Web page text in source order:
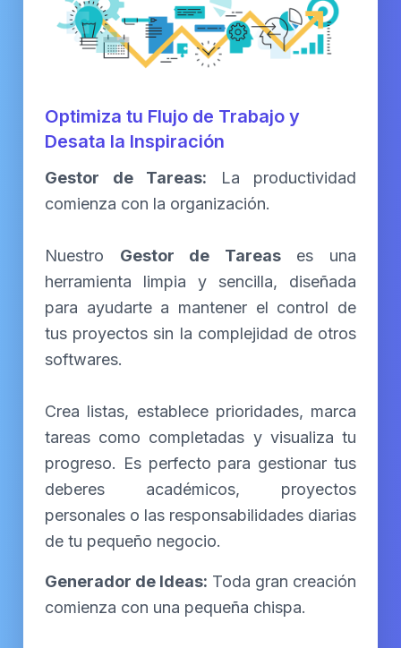
Optimiza tu Flujo de Trabajo y
Desata la Inspiración
Gestor de Tareas: La productividad
comienza con la organización.
Nuestro Gestor de Tareases una
herramienta limpia y sencilla, diseñada
para ayudarte a mantener el control de
tus proyectos sin la complejidad de otros
softwares.
Crea listas, establece prioridades, marca
tareas como completadas y visualiza tu
progreso. Es perfecto para gestionar tus
deberes académicos, proyectos
personales o las responsabilidades diarias
de tu pequeño negocio.
Generador de Ideas: Toda gran creación
comienza con una pequeña chispa.